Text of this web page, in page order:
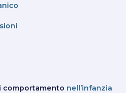
comportamento nell’infanzia